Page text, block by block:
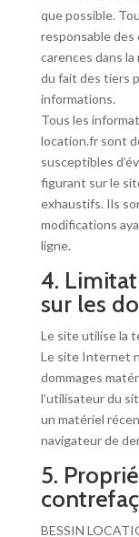
que possible.
responsable
carences dans la
du fait des tiers
informations.
Tous les
location.fr sont
susceptibles
figurant sur le
exhaustifs. Ils
modifications
ligne.
4.
sur les
Le site utilise la
Le site Internet
dommages
l’utilisateur du
un matériel
navigateur de
5.
BESSIN